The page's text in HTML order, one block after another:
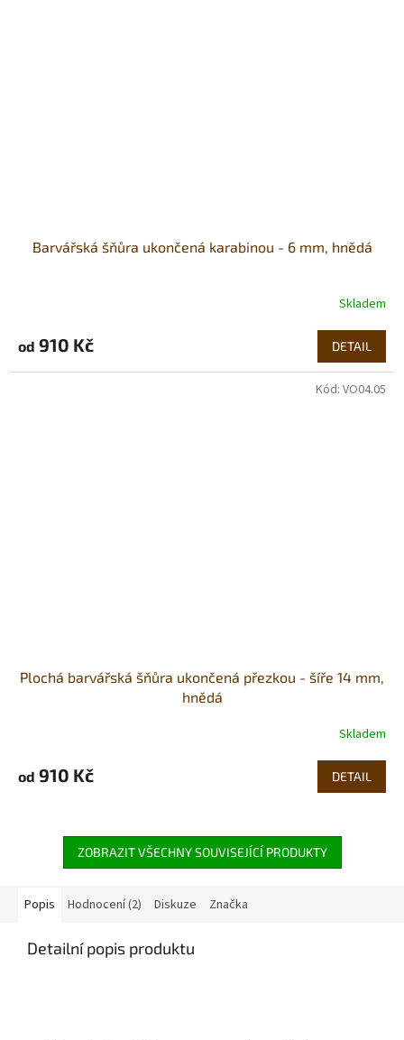
Barvářská šňůra ukončená karabinou - 6 mm, hnědá
Skladem
od 910 Kč DETAIL
Plochá barvářská šňůra ukončená přezkou - šíře 14 mm,
hnědá
Skladem
od 910 Kč DETAIL
Kód: VO04.05
ZOBRAZIT VŠECHNY SOUVISEJÍCÍ PRODUKTY
Popis Hodnocení (2) Diskuze Značka
Detailní popis produktu